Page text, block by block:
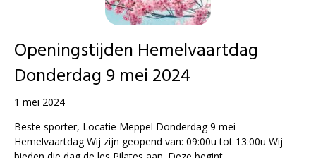
Openingstijden Hemelvaartdag
Donderdag 9 mei 2024
1 mei 2024
Beste sporter, Locatie Meppel Donderdag 9 mei
Hemelvaartdag Wij zijn geopend van: 09:00u tot 13:00u Wij